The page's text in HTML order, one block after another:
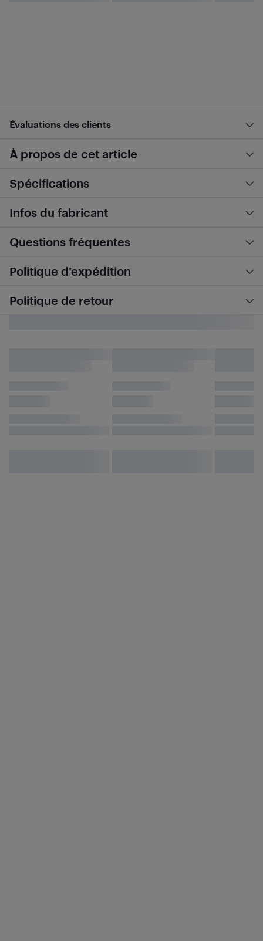
Évaluations des clients
À propos de cet article
Spécifications
Infos du fabricant
Questions fréquentes
Politique d’expédition
Politique de retour